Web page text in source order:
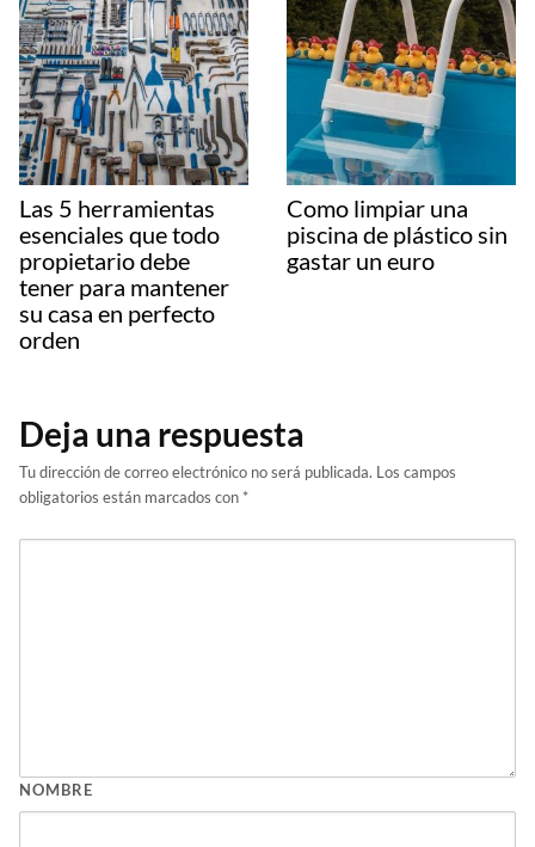
Las 5 herramientas
esenciales que todo
propietario debe
tener para mantener
su casa en perfecto
orden
Como limpiar una
piscina de plástico sin
gastar un euro
Deja una respuesta
Tu dirección de correo electrónico no será publicada. Los campos
obligatorios están marcados con *
NOMBRE